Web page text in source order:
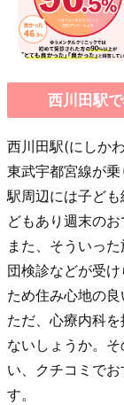
西川田駅
西川田駅(にしか
東武宇都宮線が乗
駅周辺には子ど
どもあり週末のお
また、そういっ
団検診などが受
ため住み心地の良
ただ、心療内科
ないしょうか。
い、クチコミで
す。